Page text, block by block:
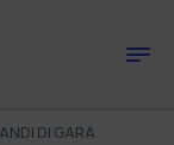
DI GARA